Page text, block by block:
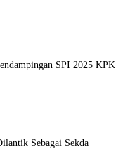
SPI 2025 KPK
Sebagai Sekda